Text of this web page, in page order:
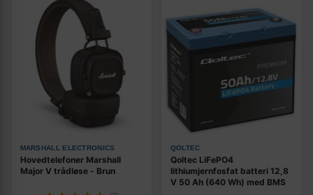
MARSHALL ELECTRONICS
Hovedtelefoner Marshall
Major V trådløse - Brun
QOLTEC
Qoltec LiFePO4
lithiumjernfosfat batteri 12,8
V 50 Ah (640 Wh) med BMS